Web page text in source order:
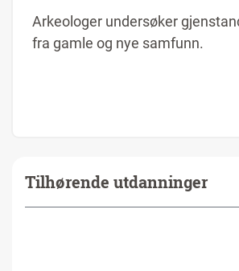
Arkeologer undersøker
fra gamle og nye samfunn.
Tilhørende utdanninger